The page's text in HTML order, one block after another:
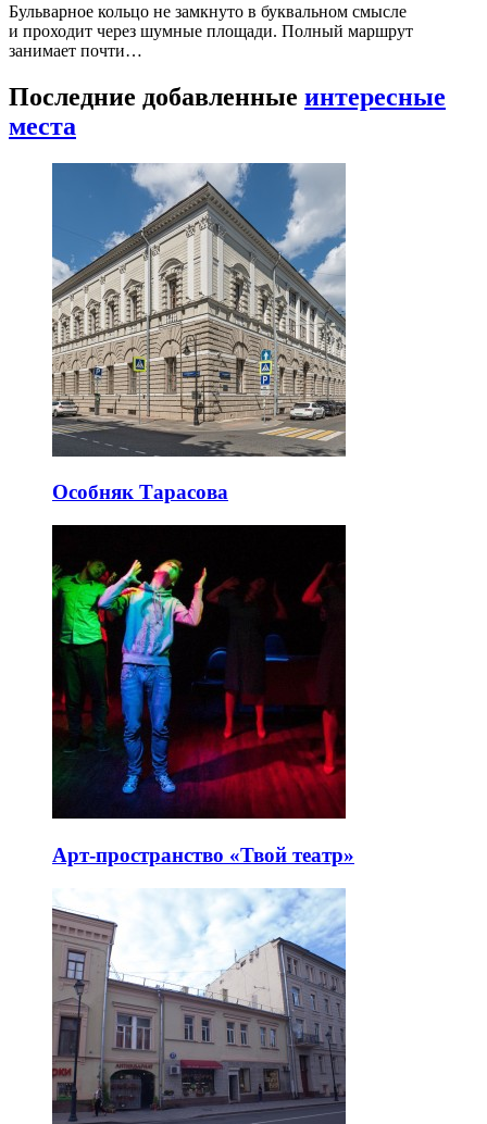
Бульварное кольцо не замкнуто в буквальном смысле
и проходит через шумные площади. Полный маршрут
занимает почти…
Последние добавленные интересные
места
Особняк Тарасова
Арт-пространство «Твой театр»